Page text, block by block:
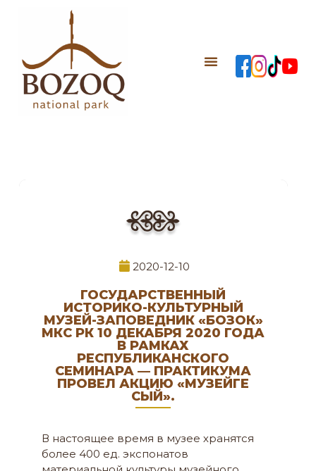
2020-12-10
ГОСУДАРСТВЕННЫЙ
ИСТОРИКО-КУЛЬТУРНЫЙ
МУЗЕЙ-ЗАПОВЕДНИК «БОЗОК»
МКС РК 10 ДЕКАБРЯ 2020 ГОДА
В РАМКАХ
РЕСПУБЛИКАНСКОГО
СЕМИНАРА — ПРАКТИКУМА
ПРОВЕЛ АКЦИЮ «МУЗЕЙГЕ
СЫЙ».
В настоящее время в музее хранятся
более 400 ед. экспонатов